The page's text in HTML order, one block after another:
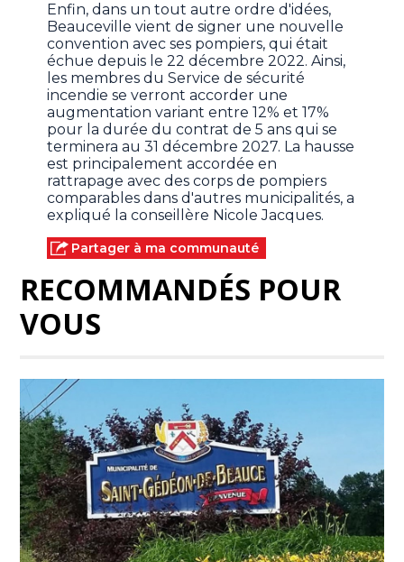
Enfin, dans un tout autre ordre d'idées,
Beauceville vient de signer une nouvelle
convention avec ses pompiers, qui était
échue depuis le 22 décembre 2022. Ainsi,
les membres du Service de sécurité
incendie se verront accorder une
augmentation variant entre 12% et 17%
pour la durée du contrat de 5 ans qui se
terminera au 31 décembre 2027. La hausse
est principalement accordée en
rattrapage avec des corps de pompiers
comparables dans d'autres municipalités, a
expliqué la conseillère Nicole Jacques.
Partager à ma communauté
RECOMMANDÉS POUR
VOUS